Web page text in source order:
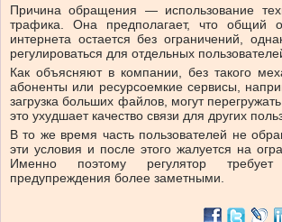
Причина обращения — использование
трафика. Она предполагает, что общий
интернета остается без ограничений,
регулироваться для отдельных
Как объясняют в компании, без такого
абоненты или ресурсоемкие сервисы,
загрузка больших файлов, могут
это ухудшает качество связи для других
В то же время часть пользователей не
эти условия и после этого жалуется на
Именно поэтому регулятор
предупреждения более заметными.